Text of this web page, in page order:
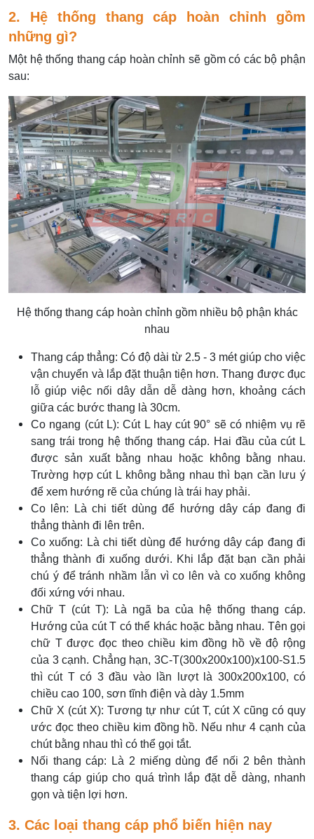
2. Hệ thống thang cáp hoàn chỉnh gồm
những gì?
Một hệ thống thang cáp hoàn chỉnh sẽ gồm có các bộ phận
sau:
Hệ thống thang cáp hoàn chỉnh gồm nhiều bộ phận khác
nhau
Thang cáp thẳng: Có độ dài từ 2.5 - 3 mét giúp cho việc
vận chuyển và lắp đặt thuận tiện hơn. Thang được đục
lỗ giúp việc nối dây dẫn dễ dàng hơn, khoảng cách
giữa các bước thang là 30cm.
Co ngang (cút L): Cút L hay cút 90° sẽ có nhiệm vụ rẽ
sang trái trong hệ thống thang cáp. Hai đầu của cút L
được sản xuất bằng nhau hoặc không bằng nhau.
Trường hợp cút L không bằng nhau thì bạn cần lưu ý
để xem hướng rẽ của chúng là trái hay phải.
Co lên: Là chi tiết dùng để hướng dây cáp đang đi
thẳng thành đi lên trên.
Co xuống: Là chi tiết dùng để hướng dây cáp đang đi
thẳng thành đi xuống dưới. Khi lắp đặt bạn cần phải
chú ý để tránh nhầm lẫn vì co lên và co xuống không
đối xứng với nhau.
Chữ T (cút T): Là ngã ba của hệ thống thang cáp.
Hướng của cút T có thể khác hoặc bằng nhau. Tên gọi
chữ T được đọc theo chiều kim đồng hồ về độ rộng
của 3 cạnh. Chẳng hạn, 3C-T(300x200x100)x100-S1.5
thì cút T có 3 đầu vào lần lượt là 300x200x100, có
chiều cao 100, sơn tĩnh điện và dày 1.5mm
Chữ X (cút X): Tương tự như cút T, cút X cũng có quy
ước đọc theo chiều kim đồng hồ. Nếu như 4 cạnh của
chút bằng nhau thì có thể gọi tắt.
Nối thang cáp: Là 2 miếng dùng để nối 2 bên thành
thang cáp giúp cho quá trình lắp đặt dễ dàng, nhanh
gọn và tiện lợi hơn.
3. Các loại thang cáp phổ biến hiện nay